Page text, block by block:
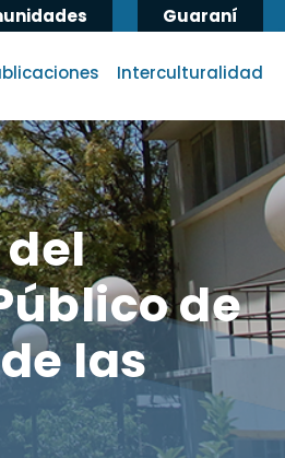
Guaraní
Interculturalidad
de
las